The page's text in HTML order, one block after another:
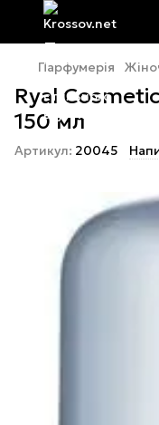
Парфумерія
Ryal
150 мл
Артикул: 20045